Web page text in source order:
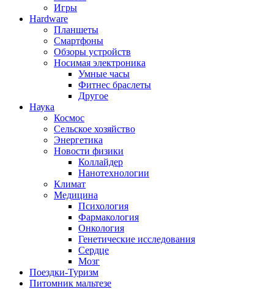
Игры
Hardware
Планшеты
Смартфоны
Обзоры устройств
Носимая электроника
Умные часы
Фитнес браслеты
Другое
Наука
Космос
Сельское хозяйство
Энергетика
Новости физики
Коллайдер
Нанотехнологии
Климат
Медицина
Психология
Фармакология
Онкология
Генетические исследования
Сердце
Мозг
Поездки-Туризм
Питомник мальтезе